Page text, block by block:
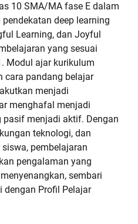
10 SMA/MA fase E dalam
deep learning
Learning, dan Joyful
yang sesuai
Modul ajar kurikulum
cara pandang belajar
menjadi
menghafal menjadi
pasif menjadi aktif. Dengan
teknologi, dan
pembelajaran
pengalaman yang
sembari
dengan Profil Pelajar